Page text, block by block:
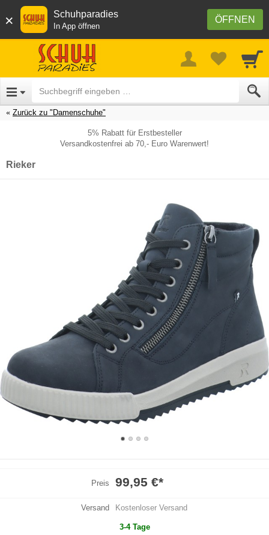
× ÖFFNEN
Schuhparadies
In App öffnen
Zurück zu "Damenschuhe"
5% Rabatt für Erstbesteller
Versandkostenfrei ab 70,- Euro Warenwert!
Rieker
Preis 99,95 €*
Versand Kostenloser Versand
3-4 Tage